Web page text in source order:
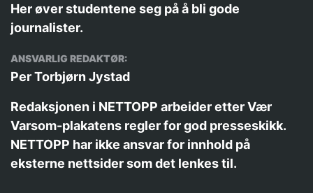
Her øver studentene seg på å bli gode
journalister.
ANSVARLIG REDAKTØR:
Per Torbjørn Jystad
Redaksjonen i NETTOPP arbeider etterVær
Varsom-plakatens regler for god presseskikk.
NETTOPP har ikke ansvar for innhold på
eksterne nettsider som det lenkes til.